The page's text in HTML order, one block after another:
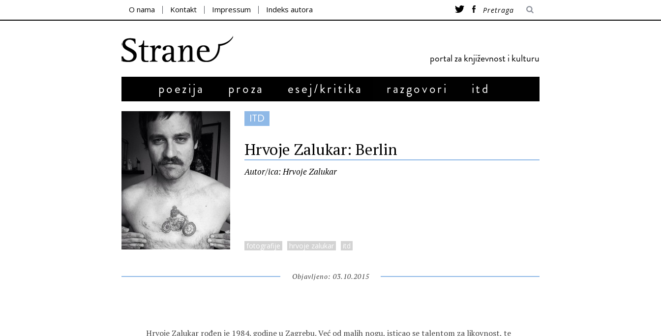
O nama Kontakt Impressum Indeks autora
portal za književnost i kulturu
poezija proza esej/kritika razgovori itd
ITD
Hrvoje Zalukar: Berlin
Autor/ica: Hrvoje Zalukar
fotografije hrvoje zalukar itd
Objavljeno: 03.10.2015
Hrvoje Zalukar rođen je 1984. godine u Zagrebu. Već od malih nogu, isticao se talentom za likovnost, te